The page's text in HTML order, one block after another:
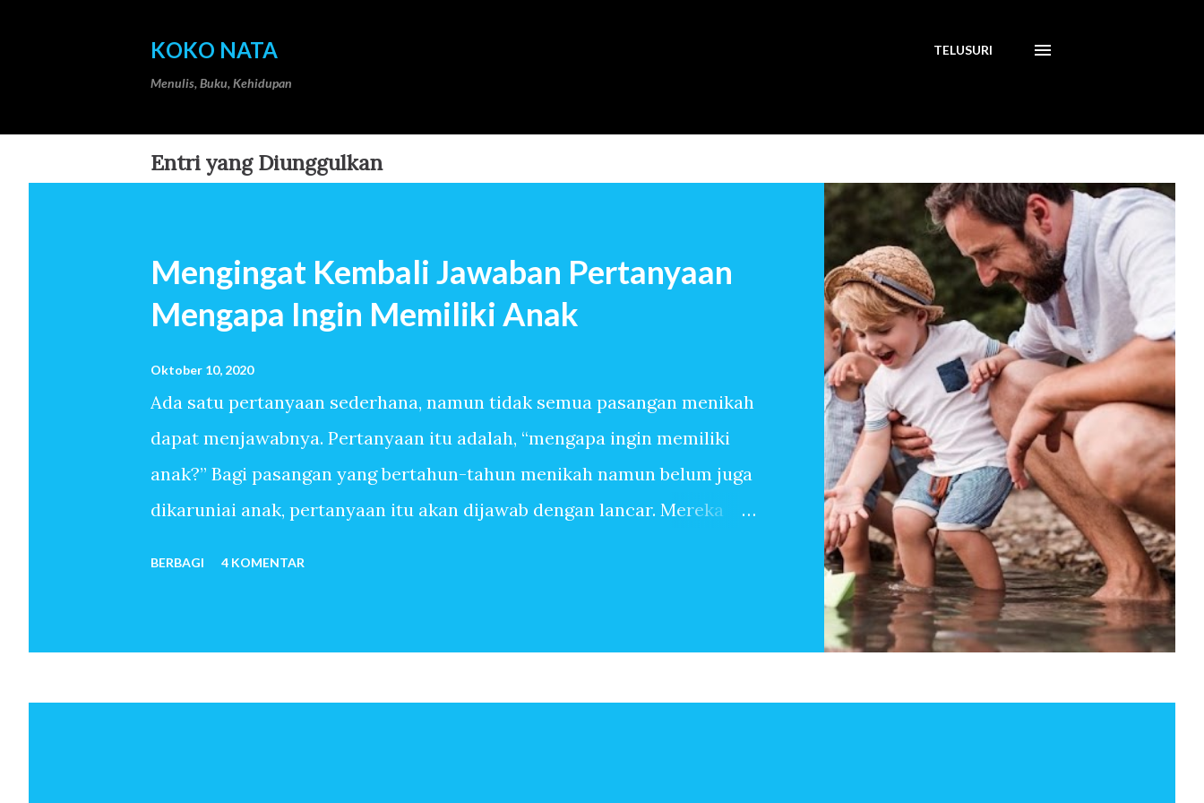
KOKO NATA
Menulis, Buku, Kehidupan
TELUSURI
Entri yang Diunggulkan
Mengingat Kembali Jawaban Pertanyaan
Mengapa Ingin Memiliki Anak
Oktober 10, 2020
Ada satu pertanyaan sederhana, namun tidak semua pasangan menikah
dapat menjawabnya. Pertanyaan itu adalah, “mengapa ingin memiliki
anak?” Bagi pasangan yang bertahun-tahun menikah namun belum juga
dikaruniai anak, pertanyaan itu akan dijawab dengan lancar. Mereka
oleh-Nya, pertanyaan mengapa ingin memiliki anak, bisa jadi terbersit
BERBAGI 4 KOMENTAR